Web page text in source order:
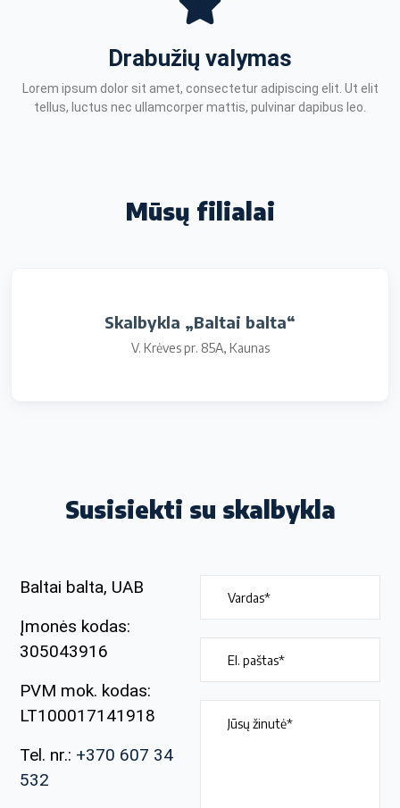
Drabužių valymas
Lorem ipsum dolor sit amet, consectetur adipiscing elit. Ut elit
tellus, luctus nec ullamcorper mattis, pulvinar dapibus leo.
Mūsų filialai
Skalbykla „Baltai balta“
V. Krėves pr. 85A, Kaunas
Susisiekti su skalbykla
Baltai balta, UAB
Įmonės kodas:
305043916
PVM mok. kodas:
LT100017141918
Tel. nr.: +370 607 34
532